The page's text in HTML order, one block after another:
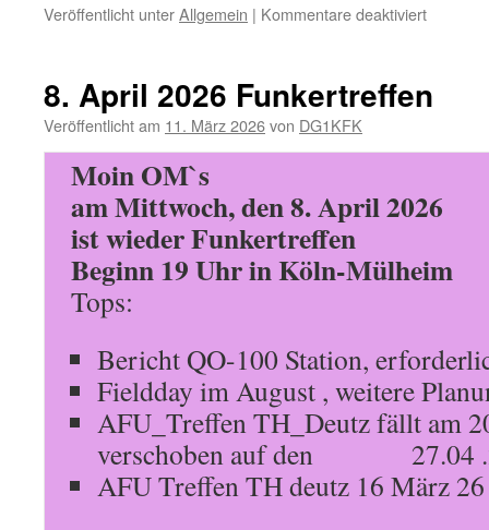
Veröffentlicht unterAllgemein | Kommentare deaktiviertfür
8. April 2026 Funkertreffen
Veröffentlicht am 11. März 2026von DG1KFK
Moin OM`s
am Mittwoch, den 8. April 2026
ist wieder Funkertreffen
Beginn 19 Uhr in Köln-Mülheim
Tops:
Bericht QO-100 Station,
Fieldday im August , weitere
AFU_Treffen TH_Deutz fällt am
verschoben auf den 27.04
AFU Treffen TH deutz 16 März